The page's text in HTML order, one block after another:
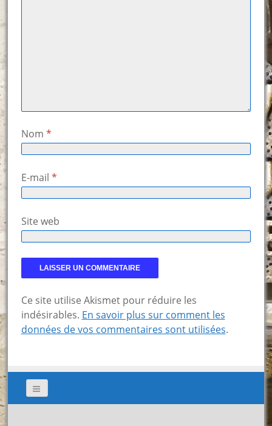
Nom *
E-mail *
Site web
Ce site utilise Akismet pour réduire les
indésirables. En savoir plus sur comment les
données de vos commentaires sont utilisées.